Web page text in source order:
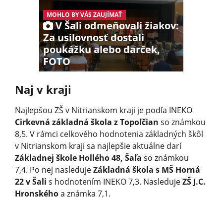
MOHLO BY VÁS ZAUJÍMAŤ
V Šali odmeňovali žiakov:
Za usilovnosť dostali
poukážku alebo darček,
FOTO
Naj v kraji
Najlepšou ZŠ v Nitrianskom kraji je podľa INEKO
Cirkevná základná škola z Topoľčian so známkou
8,5. V rámci celkového hodnotenia základných škôl
v Nitrianskom kraji sa najlepšie aktuálne darí
Základnej škole Hollého 48, Šaľa so známkou
7,4. Po nej nasledujeZákladná škola s MŠ Horná
22 v Šali s hodnotením INEKO 7,3. NasledujeZŠ J.C.
Hronskéhoa známka 7,1.